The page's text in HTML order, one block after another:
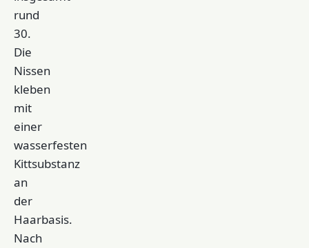
rund
30.
Die
Nissen
kleben
mit
einer
wasserfesten
Kittsubstanz
an
der
Haarbasis.
Nach